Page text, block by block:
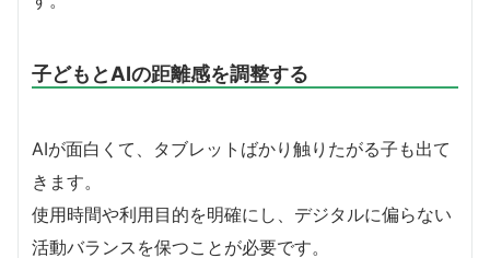
子どもとAIの距離感を調整する
AIが面白くて、タブレットばかり触りたがる子も出て
きます。
使用時間や利用目的を明確にし、デジタルに偏らない
活動バランスを保つことが必要です。